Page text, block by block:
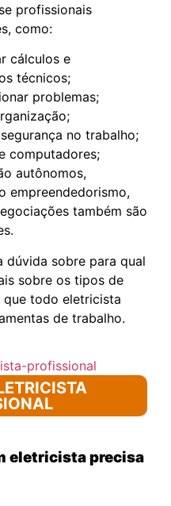
profissionais
como:
cálculos e
técnicos;
problemas;
no trabalho;
computadores;
autônomos,
empreendedorismo,
também são
dúvida sobre para qual
sobre os tipos de
todo eletricista
de trabalho.
eletricista precisa